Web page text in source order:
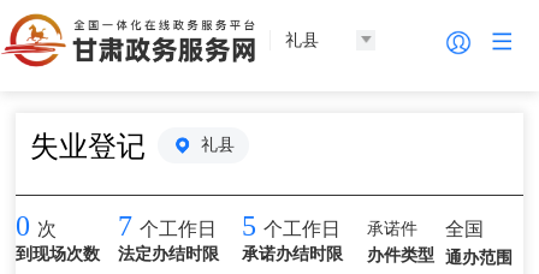
礼县
失业登记 礼县
0 次
到现场次数
7 个工作日
法定办结时限
5 个工作日
承诺办结时限
承诺件
办件类型
全国
通办范围